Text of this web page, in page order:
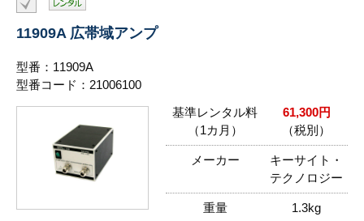
11909A 広帯域アンプ
型番：11909A
型番コード：21006100
基準レンタル料
（1カ月）
61,300円
（税別）
メーカー
キーサイト・
テクノロジー
重量 1.3kg